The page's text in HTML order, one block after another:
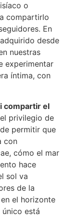
o
compartirlo
En
desde
nuestras
experimentar
íntima, con
compartir el
privilegio de
permitir que
con
cómo el mar
hace
sol va
de la
el horizonte
está